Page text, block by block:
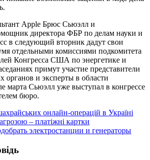
Apple Брюс Сьюэлл и
директора ФБР по делам науки и
в следующий вторник дадут свои
отдельными комиссиями подкомитета
Конгресса США по энергетике и
примут участие представители
органов и эксперты в области
марта Сьюэлл уже выступал в конгрессе
бюро.
онлайн-операцій в Україні
– платіжні картки
электростанции и генераторы